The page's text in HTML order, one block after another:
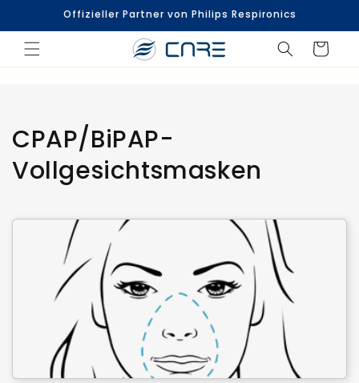
Inhalt
Offizieller Partner von Philips Respironics
Warenkorb
K
a
e
CPAP/BiPAP-
Vollgesichtsmasken